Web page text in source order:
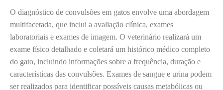
O diagnóstico de convulsões em gatos envolve uma abordagem
multifacetada, que inclui a avaliação clínica, exames
laboratoriais e exames de imagem. O veterinário realizará um
exame físico detalhado e coletará um histórico médico completo
do gato, incluindo informações sobre a frequência, duração e
características das convulsões. Exames de sangue e urina podem
ser realizados para identificar possíveis causas metabólicas ou